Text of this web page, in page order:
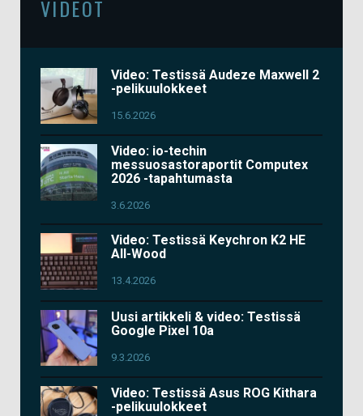
VIDEOT
Video: Testissä Audeze Maxwell 2
-pelikuulokkeet
15.6.2026
Video: io-techin
messuosastoraportit Computex
2026 -tapahtumasta
3.6.2026
Video: Testissä Keychron K2 HE
All-Wood
13.4.2026
Uusi artikkeli & video: Testissä
Google Pixel 10a
9.3.2026
Video: Testissä Asus ROG Kithara
-pelikuulokkeet